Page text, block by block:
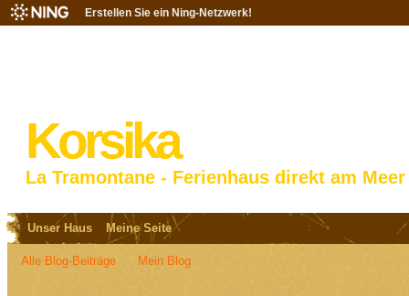
Erstellen Sie ein Ning-Netzwerk!
Korsika
La Tramontane - Ferienhaus direkt am Meer
Unser Haus Meine Seite
Alle Blog-Beiträge Mein Blog